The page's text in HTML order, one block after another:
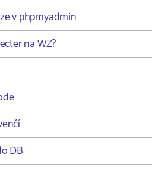
v phpmyadmin
na WZ?
DB